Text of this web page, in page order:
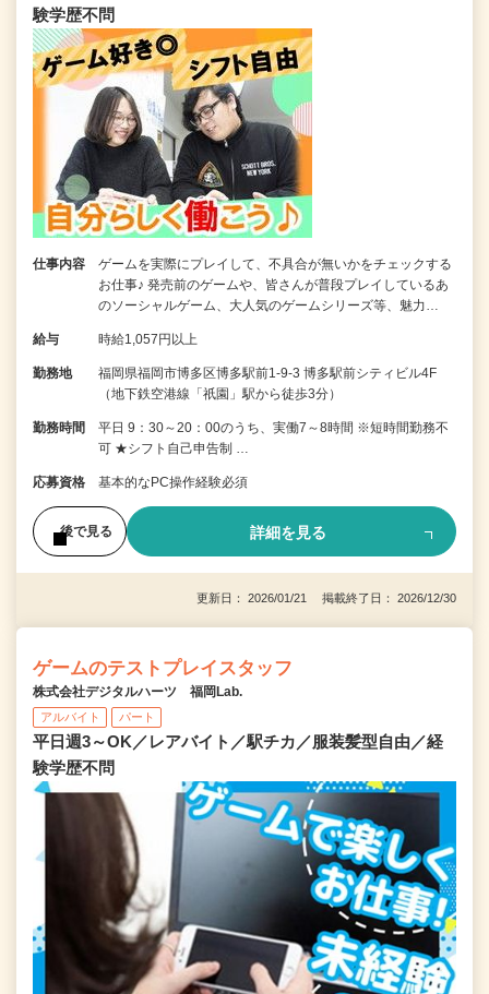
験学歴不問
仕事内容
ゲームを実際にプレイして、不具合が無いかをチェックする
お仕事♪ 発売前のゲームや、皆さんが普段プレイしているあ
のソーシャルゲーム、大人気のゲームシリーズ等、魅力…
給与 時給1,057円以上
勤務地
福岡県福岡市博多区博多駅前1-9-3 博多駅前シティビル4F
（地下鉄空港線「祇園」駅から徒歩3分）
勤務時間
平日 9：30～20：00のうち、実働7～8時間 ※短時間勤務不
可 ★シフト自己申告制 …
応募資格 基本的なPC操作経験必須
後で見る 詳細を見る
更新日： 2026/01/21 掲載終了日： 2026/12/30
ゲームのテストプレイスタッフ
株式会社デジタルハーツ 福岡Lab.
アルバイト パート
平日週3～OK／レアバイト／駅チカ／服装髪型自由／経
験学歴不問